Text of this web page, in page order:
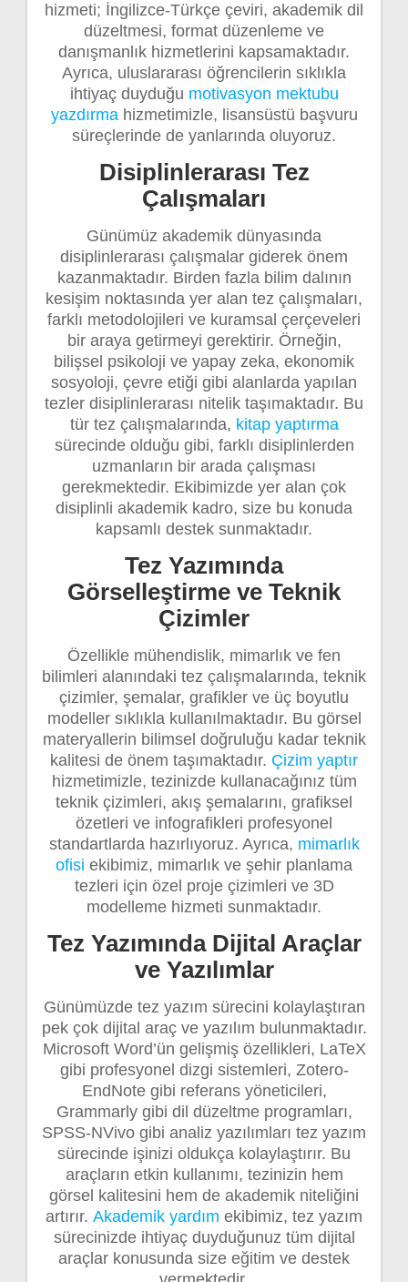
hizmeti; İngilizce-Türkçe çeviri, akademik dil
düzeltmesi, format düzenleme ve
danışmanlık hizmetlerini kapsamaktadır.
Ayrıca, uluslararası öğrencilerin sıklıkla
ihtiyaç duyduğu motivasyon mektubu
yazdırmahizmetimizle, lisansüstü başvuru
süreçlerinde de yanlarında oluyoruz.
Disiplinlerarası Tez
Çalışmaları
Günümüz akademik dünyasında
disiplinlerarası çalışmalar giderek önem
kazanmaktadır. Birden fazla bilim dalının
kesişim noktasında yer alan tez çalışmaları,
farklı metodolojileri ve kuramsal çerçeveleri
bir araya getirmeyi gerektirir. Örneğin,
bilişsel psikoloji ve yapay zeka, ekonomik
sosyoloji, çevre etiği gibi alanlarda yapılan
tezler disiplinlerarası nitelik taşımaktadır. Bu
tür tez çalışmalarında, kitap yaptırma
sürecinde olduğu gibi, farklı disiplinlerden
uzmanların bir arada çalışması
gerekmektedir. Ekibimizde yer alan çok
disiplinli akademik kadro, size bu konuda
kapsamlı destek sunmaktadır.
Tez Yazımında
Görselleştirme ve Teknik
Çizimler
Özellikle mühendislik, mimarlık ve fen
bilimleri alanındaki tez çalışmalarında, teknik
çizimler, şemalar, grafikler ve üç boyutlu
modeller sıklıkla kullanılmaktadır. Bu görsel
materyallerin bilimsel doğruluğu kadar teknik
kalitesi de önem taşımaktadır. Çizim yaptır
hizmetimizle, tezinizde kullanacağınız tüm
teknik çizimleri, akış şemalarını, grafiksel
özetleri ve infografikleri profesyonel
standartlarda hazırlıyoruz. Ayrıca, mimarlık
ofisi ekibimiz, mimarlık ve şehir planlama
tezleri için özel proje çizimleri ve 3D
modelleme hizmeti sunmaktadır.
Tez Yazımında Dijital Araçlar
ve Yazılımlar
Günümüzde tez yazım sürecini kolaylaştıran
pek çok dijital araç ve yazılım bulunmaktadır.
Microsoft Word’ün gelişmiş özellikleri, LaTeX
gibi profesyonel dizgi sistemleri, Zotero-
EndNote gibi referans yöneticileri,
Grammarly gibi dil düzeltme programları,
SPSS-NVivo gibi analiz yazılımları tez yazım
sürecinde işinizi oldukça kolaylaştırır. Bu
araçların etkin kullanımı, tezinizin hem
görsel kalitesini hem de akademik niteliğini
artırır. Akademik yardım ekibimiz, tez yazım
sürecinizde ihtiyaç duyduğunuz tüm dijital
araçlar konusunda size eğitim ve destek